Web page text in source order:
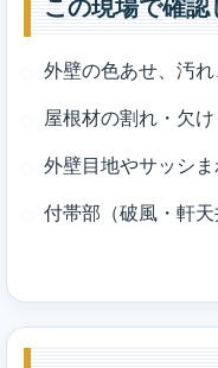
この現場で確認
外壁の色あせ、汚
屋根材の割れ・欠
外壁目地やサッシ
付帯部（破風・軒